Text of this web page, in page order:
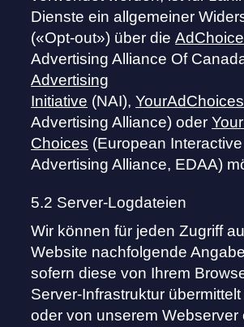
Dienste ein allgemeiner
(«Opt-out») über die
Advertising Alliance Of
Advertising
Initiative (NAI), YourAdChoices
Advertising Alliance) oder
Choices (European Interactive
Advertising Alliance, EDAA)
5.2 Server-Logdateien
Wir können für jeden Zugriff
Website nachfolgende
sofern diese von Ihrem
Server-Infrastruktur
oder von unserem Webserver